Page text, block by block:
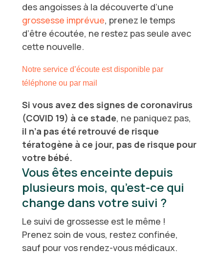
des angoisses à la découverte d’une
grossesse imprévue, prenez le temps
d’être écoutée, ne restez pas seule avec
cette nouvelle.
Notre service d’écoute est disponible par
téléphone ou par mail
Si vous avez des signes de coronavirus
(COVID 19) à ce stade, ne paniquez pas,
il n’a pas été retrouvé de risque
tératogène à ce jour, pas de risque pour
votre bébé.
Vous êtes enceinte depuis
plusieurs mois, qu’est-ce qui
change dans votre suivi ?
Le suivi de grossesse est le même !
Prenez soin de vous, restez confinée,
sauf pour vos rendez-vous médicaux.